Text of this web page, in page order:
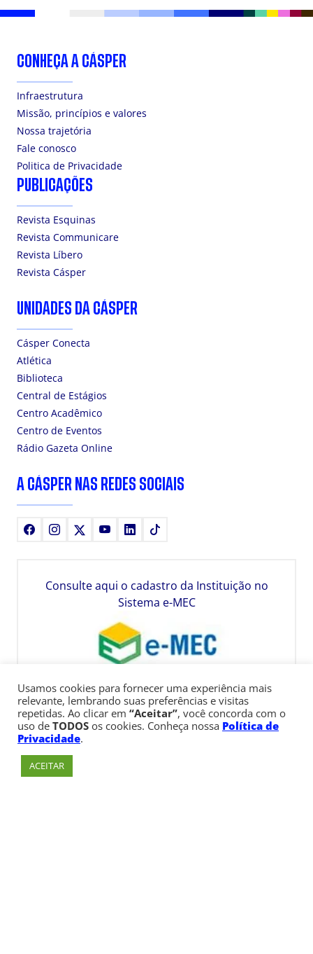
CONHEÇA A CÁSPER
Infraestrutura
Missão, princípios e valores
Nossa trajetória
Fale conosco
Politica de Privacidade
PUBLICAÇÕES
Revista Esquinas
Revista Communicare
Revista Líbero
Revista Cásper
UNIDADES DA CÁSPER
Cásper Conecta
Atlética
Biblioteca
Central de Estágios
Centro Acadêmico
Centro de Eventos
Rádio Gazeta Online
A CÁSPER NAS REDES SOCIAIS
FacebookInstagram YoutubeLinkedIn
Consulte aqui o cadastro da Instituição no
Sistema e-MEC
Usamos cookies para fornecer uma experiência mais
relevante, lembrando suas preferências e visitas
repetidas. Ao clicar em “Aceitar”, você concorda com o
uso de TODOS os cookies. Conheça nossa Política de
Privacidade.
ACEITAR